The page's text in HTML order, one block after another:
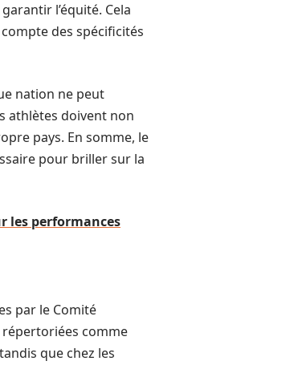
l’équité. Cela
des spécificités
nation ne peut
athlètes doivent non
pays. En somme, le
pour briller sur la
les performances
par le Comité
comme
que chez les